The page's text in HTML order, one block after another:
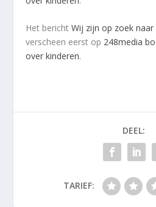
Het berichtWij zijn op zoek
verscheen eerst op 248media
over kinderen.
DEEL:
TARIEF: